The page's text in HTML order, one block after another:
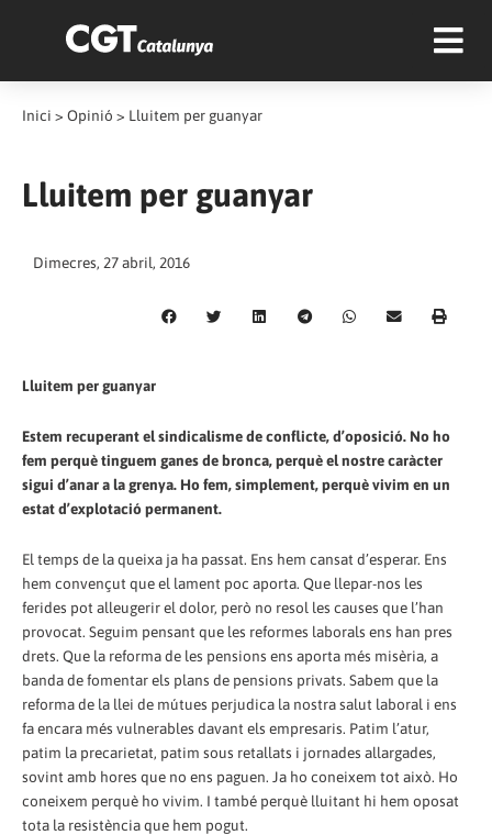
Inici > Opinió > Lluitem per guanyar
Lluitem per guanyar
Dimecres, 27 abril, 2016
Lluitem per guanyar
Estem recuperant el sindicalisme de conflicte, d’oposició. No ho
fem perquè tinguem ganes de bronca, perquè el nostre caràcter
sigui d’anar a la grenya. Ho fem, simplement, perquè vivim en un
estat d’explotació permanent.
El temps de la queixa ja ha passat. Ens hem cansat d’esperar. Ens
hem convençut que el lament poc aporta. Que llepar-nos les
ferides pot alleugerir el dolor, però no resol les causes que l’han
provocat. Seguim pensant que les reformes laborals ens han pres
drets. Que la reforma de les pensions ens aporta més misèria, a
banda de fomentar els plans de pensions privats. Sabem que la
reforma de la llei de mútues perjudica la nostra salut laboral i ens
fa encara més vulnerables davant els empresaris. Patim l’atur,
patim la precarietat, patim sous retallats i jornades allargades,
sovint amb hores que no ens paguen. Ja ho coneixem tot això. Ho
coneixem perquè ho vivim. I també perquè lluitant hi hem oposat
tota la resistència que hem pogut.